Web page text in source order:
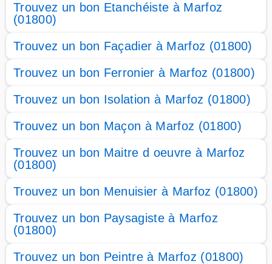
Trouvez un bon Etanchéiste à Marfoz
(01800)
Trouvez un bon Façadier à Marfoz (01800)
Trouvez un bon Ferronier à Marfoz (01800)
Trouvez un bon Isolation à Marfoz (01800)
Trouvez un bon Maçon à Marfoz (01800)
Trouvez un bon Maitre d oeuvre à Marfoz
(01800)
Trouvez un bon Menuisier à Marfoz (01800)
Trouvez un bon Paysagiste à Marfoz
(01800)
Trouvez un bon Peintre à Marfoz (01800)